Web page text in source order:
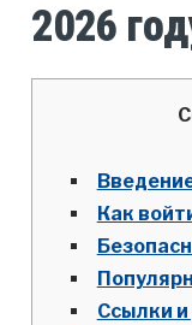
2026
Как
Ссылки и